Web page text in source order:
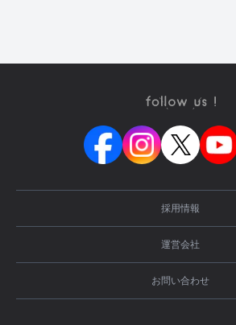
採用情報
運営会社
お問い合わせ